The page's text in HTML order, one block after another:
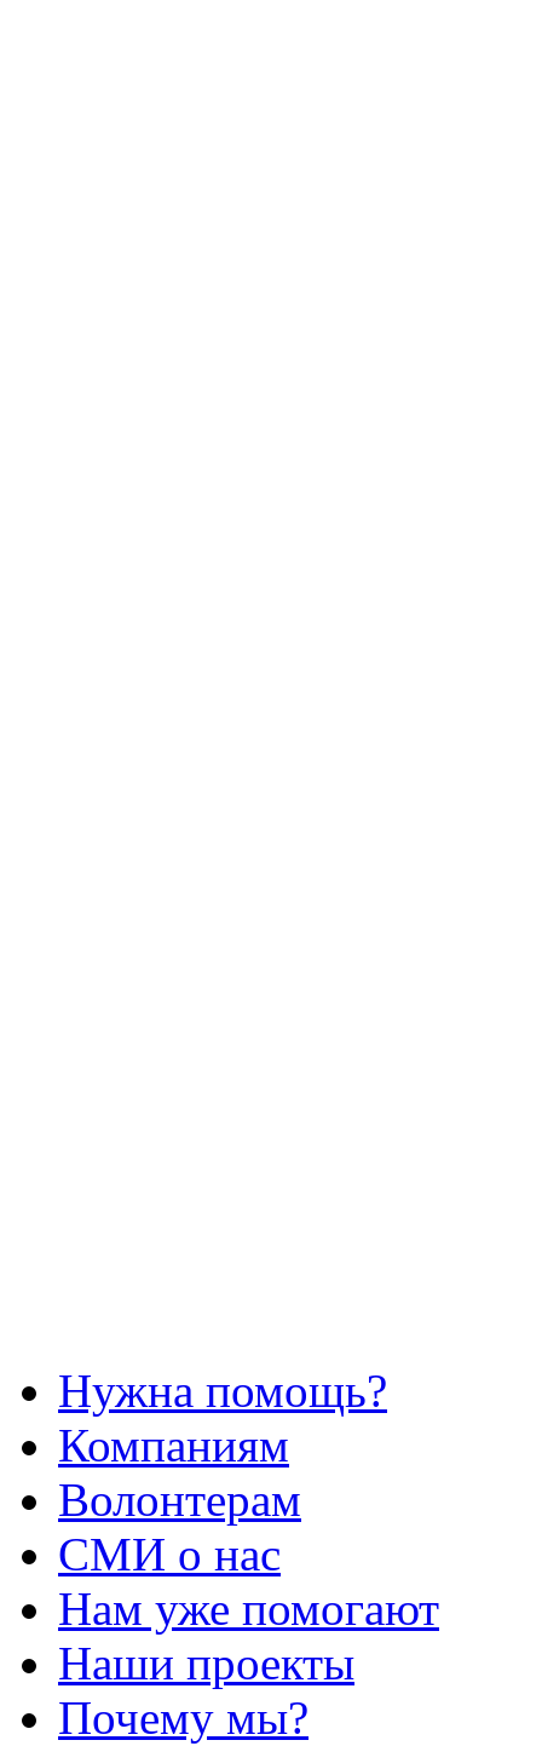
Нужна помощь?
Компаниям
Волонтерам
СМИ о нас
Нам уже помогают
Наши проекты
Почему мы?